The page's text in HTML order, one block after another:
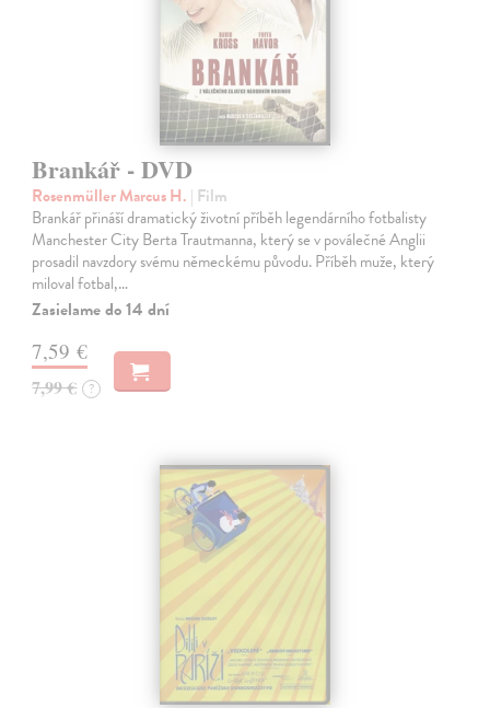
Brankář - DVD
Rosenmüller Marcus H. | Film
Brankář přináší dramatický životní příběh legendárního fotbalisty
Manchester City Berta Trautmanna, který se v poválečné Anglii
prosadil navzdory svému německému původu. Příběh muže, který
miloval fotbal,…
Zasielame do 14 dní
7,59 €
7,99 € ?